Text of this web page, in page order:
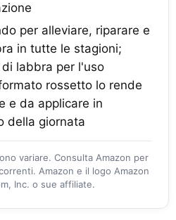
per alleviare, riparare e
in tutte le stagioni;
labbra per l'uso
rossetto lo rende
e da applicare in
della giornata
variare. Consulta Amazon per
Amazon e il logo Amazon
Inc. o sue affiliate.